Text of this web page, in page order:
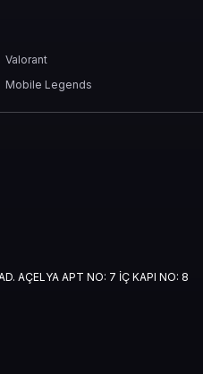
Valorant
Mobile Legends
AÇELYA APT NO: 7 İÇ KAPI NO: 8